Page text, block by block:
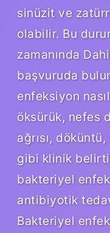
sinüzit ve
olabilir. Bu
zamanında
başvuruda
enfeksiyon
öksürük, nefes
ağrısı,
gibi klinik
bakteriyel
antibiyotik
Bakteriyel